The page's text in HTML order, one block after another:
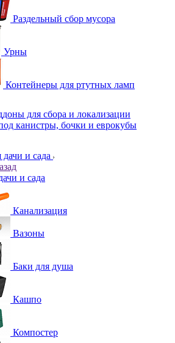
Раздельный сбор мусора
Урны
Контейнеры для ртутных ламп
для сбора и локализации
канистры, бочки и еврокубы
дачи и сада
и сада
Канализация
Вазоны
Баки для душа
Кашпо
Компостер